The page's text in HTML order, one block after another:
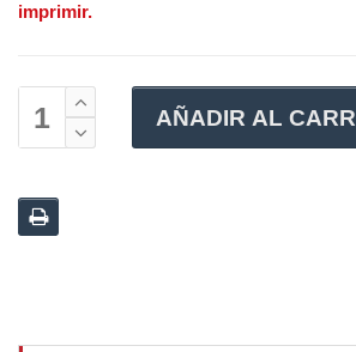
imprimir.
AÑADIR AL